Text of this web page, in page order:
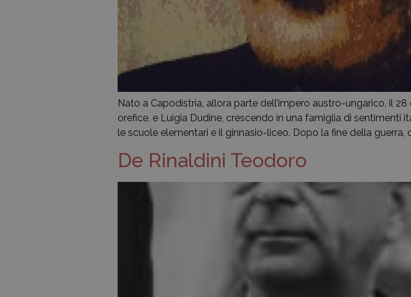
Nato a Capodistria, allora parte dell’impero austro-ungarico, il
orefice, e Luigia Dudine, crescendo in una famiglia di
le scuole elementari e il ginnasio-liceo. Dopo la fine della guerra,
De Rinaldini Teodoro